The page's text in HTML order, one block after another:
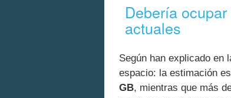
Debería
actuales
Según han explicado en
espacio: la estimación
GB, mientras que más